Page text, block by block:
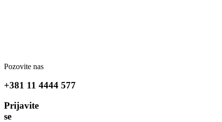
Pozovite nas
+381 11 4444 577
Prijavite
se